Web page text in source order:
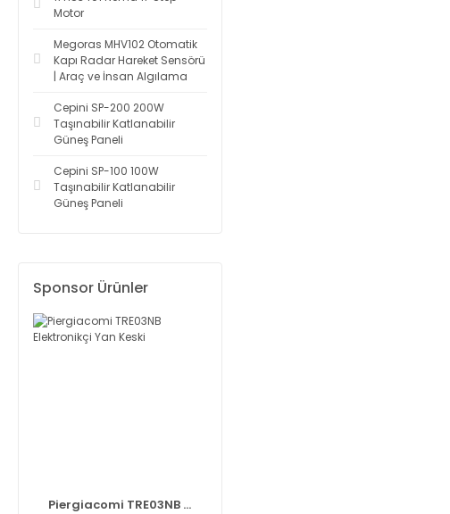
Motor
Megoras MHV102 Otomatik
Kapı Radar Hareket Sensörü
| Araç ve İnsan Algılama
Cepini SP-200 200W
Taşınabilir Katlanabilir
Güneş Paneli
Cepini SP-100 100W
Taşınabilir Katlanabilir
Güneş Paneli
Sponsor Ürünler
Piergiacomi TRE03NB ...